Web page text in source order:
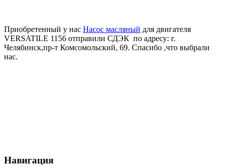
Приобретенный у нас Насос масляный для двигателя
VERSATILE 1156 отправили СДЭК по адресу: г.
Челябинск,пр-т Комсомольский, 69. Спасибо ,что выбрали
нас.
Навигация